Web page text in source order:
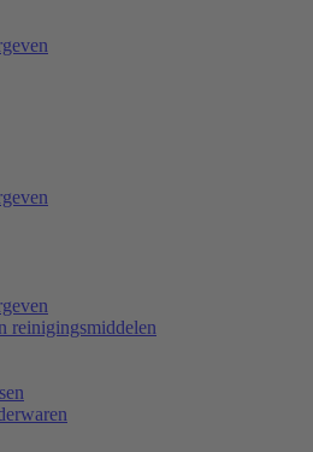
reinigingsmiddelen